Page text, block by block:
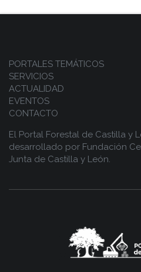
PORTALES TEMÁTICOS
SERVICIOS
ACTUALIDAD
EVENTOS
CONTACTO
El Portal Forestal de Castilla y
desarrollado por Fundación
Junta de Castilla y León.